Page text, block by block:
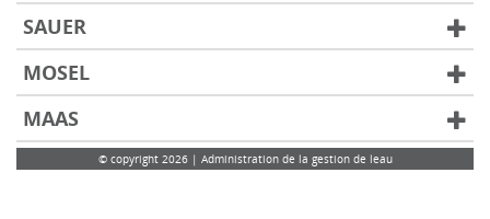
SAUER
MOSEL
MAAS
© copyright 2026 | Administration de la gestion de leau